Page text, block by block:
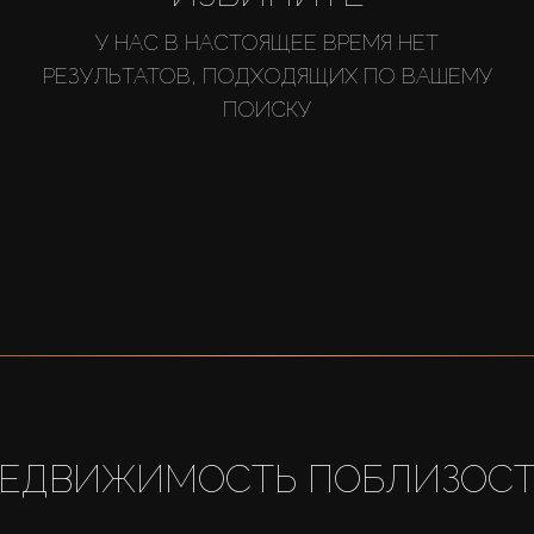
У НАС В НАСТОЯЩЕЕ ВРЕМЯ НЕТ
РЕЗУЛЬТАТОВ, ПОДХОДЯЩИХ ПО ВАШЕМУ
ПОИСКУ